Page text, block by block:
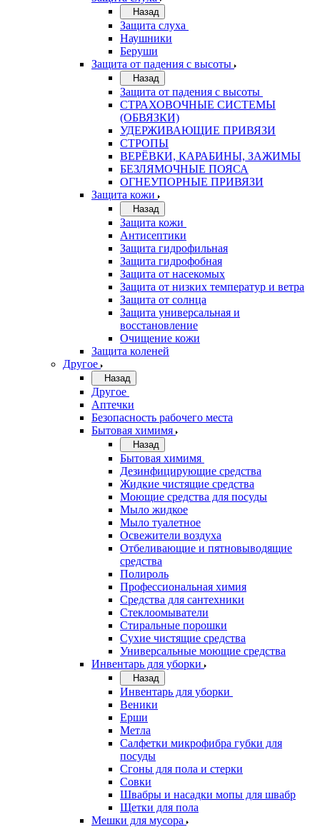
Назад
Защита слуха
Наушники
Беруши
Защита от падения с высоты
Назад
Защита от падения с высоты
СТРАХОВОЧНЫЕ СИСТЕМЫ
(ОБВЯЗКИ)
УДЕРЖИВАЮЩИЕ ПРИВЯЗИ
СТРОПЫ
ВЕРЁВКИ, КАРАБИНЫ, ЗАЖИМЫ
БЕЗЛЯМОЧНЫЕ ПОЯСА
ОГНЕУПОРНЫЕ ПРИВЯЗИ
Защита кожи
Назад
Защита кожи
Антисептики
Защита гидрофильная
Защита гидрофобная
Защита от насекомых
Защита от низких температур и ветра
Защита от солнца
Защита универсальная и
восстановление
Очищение кожи
Защита коленей
Другое
Назад
Другое
Аптечки
Безопасность рабочего места
Бытовая химимя
Назад
Бытовая химимя
Дезинфицирующие средства
Жидкие чистящие средства
Моющие средства для посуды
Мыло жидкое
Мыло туалетное
Освежители воздуха
Отбеливающие и пятновыводящие
средства
Полироль
Профессиональная химия
Средства для сантехники
Стеклоомыватели
Стиральные порошки
Сухие чистящие средства
Универсальные моющие средства
Инвентарь для уборки
Назад
Инвентарь для уборки
Веники
Ерши
Метла
Салфетки микрофибра губки для
посуды
Сгоны для пола и стерки
Совки
Швабры и насадки мопы для швабр
Щетки для пола
Мешки для мусора